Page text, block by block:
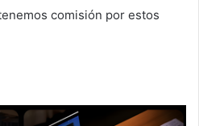
comisión por estos